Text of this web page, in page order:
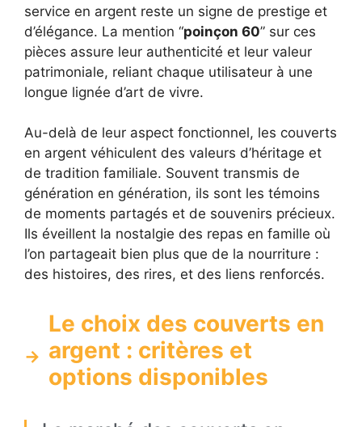
service en argent reste un signe de prestige et
d’élégance. La mention “poinçon 60” sur ces
pièces assure leur authenticité et leur valeur
patrimoniale, reliant chaque utilisateur à une
longue lignée d’art de vivre.
Au-delà de leur aspect fonctionnel, les couverts
en argent véhiculent des valeurs d’héritage et
de tradition familiale. Souvent transmis de
génération en génération, ils sont les témoins
de moments partagés et de souvenirs précieux.
Ils éveillent la nostalgie des repas en famille où
l’on partageait bien plus que de la nourriture :
des histoires, des rires, et des liens renforcés.
Le choix des couverts en
argent : critères et
options disponibles